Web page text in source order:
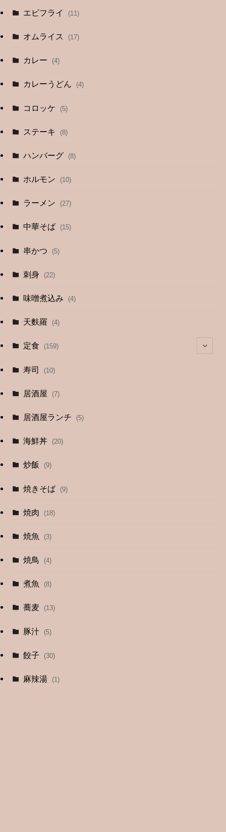
エビフライ (11)
オムライス (17)
カレー (4)
カレーうどん (4)
コロッケ (5)
ステーキ (8)
ハンバーグ (8)
ホルモン (10)
ラーメン (27)
中華そば (15)
串かつ (5)
刺身 (22)
味噌煮込み (4)
天麩羅 (4)
定食 (159)
(4)
(9)
(12)
(13)
(4)
寿司 (10)
居酒屋 (7)
居酒屋ランチ (5)
海鮮丼 (20)
炒飯 (9)
焼きそば (9)
焼肉 (18)
焼魚 (3)
焼鳥 (4)
煮魚 (8)
蕎麦 (13)
豚汁 (5)
餃子 (30)
麻辣湯 (1)